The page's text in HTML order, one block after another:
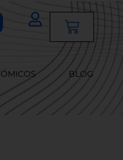
Cart
BLOG